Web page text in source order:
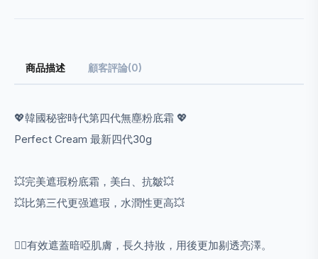
商品描述 顧客評論(0)
💖韓國秘密時代第四代無塵粉底霜 💖
Perfect Cream 最新四代30g
💥完美遮瑕粉底霜，美白、抗皺💥
💥比第三代更强遮瑕，水潤性更高💥
💁‍♀有效遮蓋暗啞肌膚，長久持妝，用後更加剔透亮澤。